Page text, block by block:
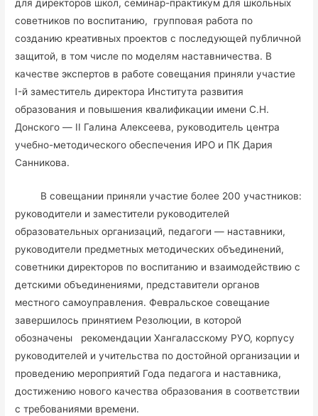
для директоров школ, семинар-практикум для школьных
советников по воспитанию, групповая работа по
созданию креативных проектов с последующей публичной
защитой, в том числе по моделям наставничества. В
качестве экспертов в работе совещания приняли участие
I-й заместитель директора Института развития
образования и повышения квалификации имени С.Н.
Донского — II Галина Алексеева, руководитель центра
учебно-методического обеспечения ИРО и ПК Дария
Санникова.
В совещании приняли участие более 200 участников:
руководители и заместители руководителей
образовательных организаций, педагоги — наставники,
руководители предметных методических объединений,
советники директоров по воспитанию и взаимодействию с
детскими объединениями, представители органов
местного самоуправления. Февральское совещание
завершилось принятием Резолюции, в которой
обозначены рекомендации Хангаласскому РУО, корпусу
руководителей и учительства по достойной организации и
проведению мероприятий Года педагога и наставника,
достижению нового качества образования в соответствии
с требованиями времени.